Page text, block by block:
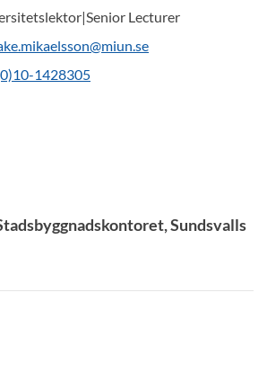
Lecturer
1428305
Sundsvalls